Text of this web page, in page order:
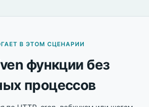
В ЭТОМ СЦЕНАРИИ
функции без
процессов